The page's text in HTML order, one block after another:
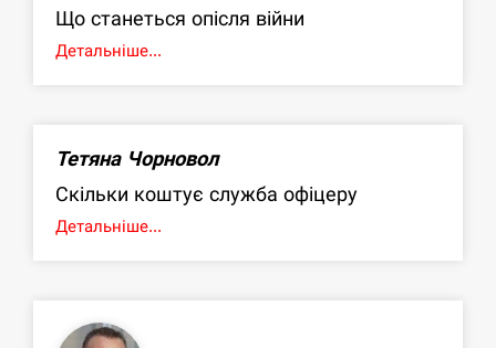
Що станеться опісля війни
Детальніше...
Тетяна Чорновол
Скільки коштує служба офіцеру
Детальніше...